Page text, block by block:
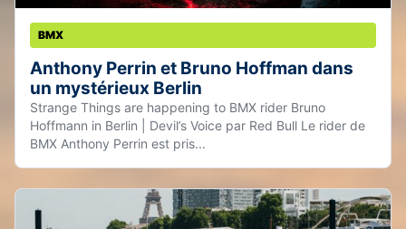
BMX
Anthony Perrin et Bruno Hoffman dans
un mystérieux Berlin
Strange Things are happening to BMX rider Bruno
Hoffmann in Berlin | Devil’s Voice par Red Bull Le rider de
BMX Anthony Perrin est pris...